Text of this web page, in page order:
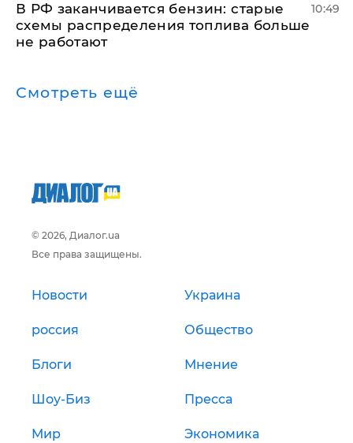
​В РФ заканчивается бензин: старые
схемы распределения топлива больше
не работают
10:49
Смотреть ещё
© 2026, Диалог.ua
Все права защищены.
Новости Украина
россия Общество
Блоги Мнение
Шоу-Биз Пресса
Мир Экономика